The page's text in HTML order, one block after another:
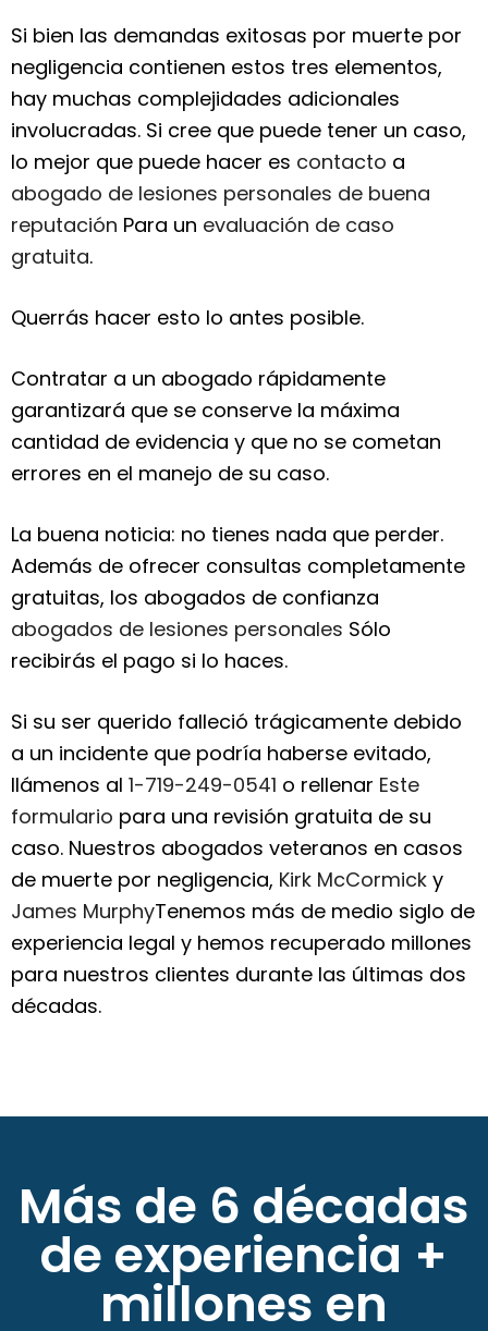
Si bien las demandas exitosas por muerte por
negligencia contienen estos tres elementos,
hay muchas complejidades adicionales
involucradas. Si cree que puede tener un caso,
lo mejor que puede hacer es contacto a
abogado de lesiones personales de buena
reputación Para un evaluación de caso
gratuita.
Querrás hacer esto lo antes posible.
Contratar a un abogado rápidamente
garantizará que se conserve la máxima
cantidad de evidencia y que no se cometan
errores en el manejo de su caso.
La buena noticia: no tienes nada que perder.
Además de ofrecer consultas completamente
gratuitas, los abogados de confianza
abogados de lesiones personales Sólo
recibirás el pago si lo haces.
Si su ser querido falleció trágicamente debido
a un incidente que podría haberse evitado,
llámenos al 1-719-249-0541 o rellenar Este
formulario para una revisión gratuita de su
caso. Nuestros abogados veteranos en casos
de muerte por negligencia, Kirk McCormick y
James MurphyTenemos más de medio siglo de
experiencia legal y hemos recuperado millones
para nuestros clientes durante las últimas dos
décadas.
Más de 6 décadas
de experiencia +
millones en